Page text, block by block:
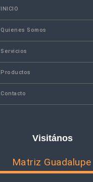
INICIO
Quienes Somos
Servicios
Productos
Contacto
Visitános
Matriz Guadalupe